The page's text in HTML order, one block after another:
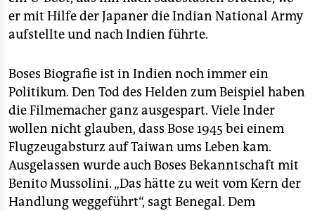
er mit Hilfe der Japaner die Indian National Army
aufstellte und nach Indien führte.
Boses Biografie ist in Indien noch immer ein
Politikum. Den Tod des Helden zum Beispiel haben
die Filmemacher ganz ausgespart. Viele Inder
wollen nicht glauben, dass Bose 1945 bei einem
Flugzeugabsturz auf Taiwan ums Leben kam.
Ausgelassen wurde auch Boses Bekanntschaft mit
Benito Mussolini. „Das hätte zu weit vom Kern der
Handlung weggeführt“, sagt Benegal. Dem